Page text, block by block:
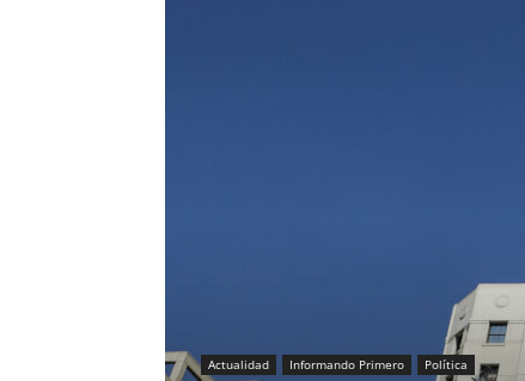
Actualidad Informando Primero Política